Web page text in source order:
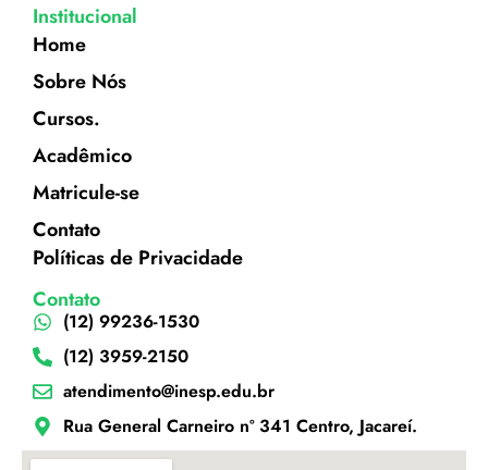
Institucional
Home
Sobre Nós
Cursos.
Acadêmico
Matricule-se
Contato
Políticas de Privacidade
Contato
(12) 99236-1530
(12) 3959-2150
atendimento@inesp.edu.br
Rua General Carneiro nº 341 Centro, Jacareí.